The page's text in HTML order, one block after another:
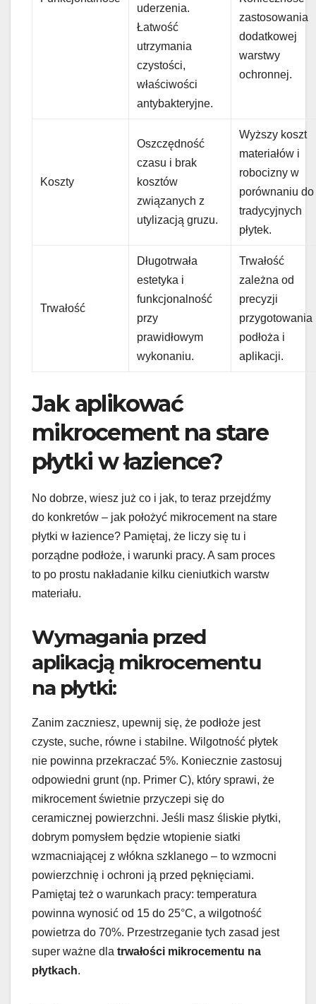
uderzenia.
Łatwość
utrzymania
czystości,
właściwości
antybakteryjne.
zastosowania
dodatkowej
warstwy
ochronnej.
Koszty
Oszczędność
czasu i brak
kosztów
związanych z
utylizacją gruzu.
Wyższy koszt
materiałów i
robocizny w
porównaniu do
tradycyjnych
płytek.
Trwałość
Długotrwała
estetyka i
funkcjonalność
przy
prawidłowym
wykonaniu.
Trwałość
zależna od
precyzji
przygotowania
podłoża i
aplikacji.
Jak aplikować
mikrocement na stare
płytki w łazience?
No dobrze, wiesz już co i jak, to teraz przejdźmy
do konkretów – jak położyć mikrocement na stare
płytki w łazience? Pamiętaj, że liczy się tu i
porządne podłoże, i warunki pracy. A sam proces
to po prostu nakładanie kilku cieniutkich warstw
materiału.
Wymagania przed
aplikacją mikrocementu
na płytki:
Zanim zaczniesz, upewnij się, że podłoże jest
czyste, suche, równe i stabilne. Wilgotność płytek
nie powinna przekraczać 5%. Koniecznie zastosuj
odpowiedni grunt (np. Primer C), który sprawi, że
mikrocement świetnie przyczepi się do
ceramicznej powierzchni. Jeśli masz śliskie płytki,
dobrym pomysłem będzie wtopienie siatki
wzmacniającej z włókna szklanego – to wzmocni
powierzchnię i ochroni ją przed pęknięciami.
Pamiętaj też o warunkach pracy: temperatura
powinna wynosić od 15 do 25°C, a wilgotność
powietrza do 70%. Przestrzeganie tych zasad jest
super ważne dla trwałości mikrocementu na
płytkach.